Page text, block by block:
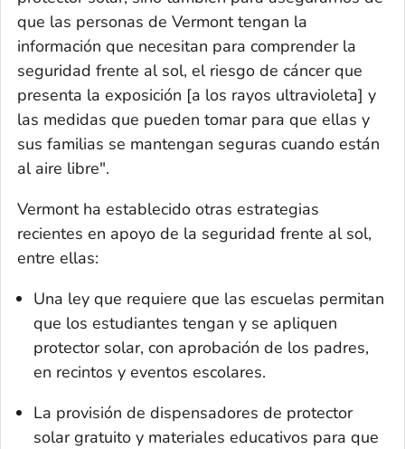
que las personas de Vermont tengan la
información que necesitan para comprender la
seguridad frente al sol, el riesgo de cáncer que
presenta la exposición [a los rayos ultravioleta] y
las medidas que pueden tomar para que ellas y
sus familias se mantengan seguras cuando están
al aire libre".
Vermont ha establecido otras estrategias
recientes en apoyo de la seguridad frente al sol,
entre ellas:
Una ley que requiere que las escuelas permitan
que los estudiantes tengan y se apliquen
protector solar, con aprobación de los padres,
en recintos y eventos escolares.
La provisión de dispensadores de protector
solar gratuito y materiales educativos para que